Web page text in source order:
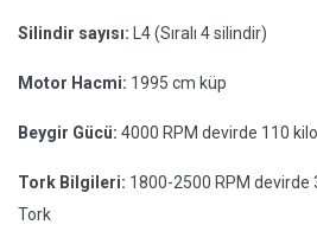
Silindir sayısı: L4 (Sıralı 4 silindir)
Motor Hacmi: 1995 cm küp
Beygir Gücü: 4000 RPM devirde 110
Tork Bilgileri: 1800-2500 RPM
Tork